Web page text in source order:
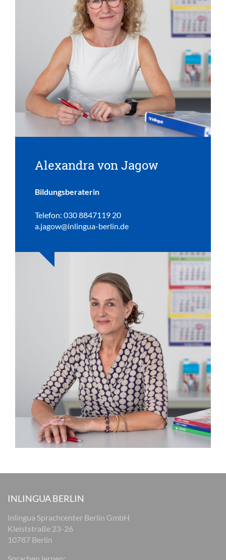
Alexandra von Jagow
Bildungsberaterin
Telefon: 030 8847119 20
a.jagow@inlingua-berlin.de
INLINGUA BERLIN
inlingua Sprachcenter Berlin GmbH
Kleiststraße 23-26
10787 Berlin